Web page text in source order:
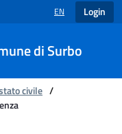
LANGUAGE
EN Login
di Surbo
civile /